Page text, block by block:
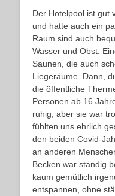
Der Hotelpool ist gut
und hatte auch ein
Raum sind auch
Wasser und Obst.
Saunen, die auch
Liegeräume. Dann,
die öffentliche
Personen ab 16
ruhig, aber sie war
fühlten uns ehrlich
den beiden Covid-
an anderen
Becken war ständig
kaum gemütlich
entspannen, ohne